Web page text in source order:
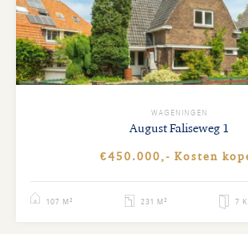
WAGENINGEN
August Faliseweg 1
€450.000,- Kosten
107 M² 231 M² 7